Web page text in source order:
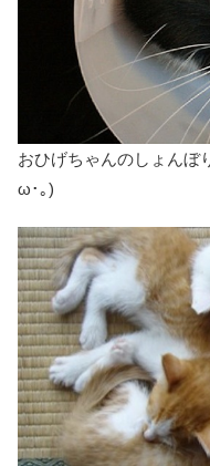
おひげちゃんのしょんぼ
ω･｡)